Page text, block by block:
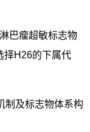
巴瘤超敏标志物
择H26的下属代
制及标志物体系构